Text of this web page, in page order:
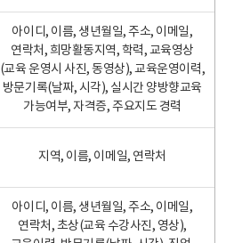
아이디, 이름, 생년월일, 주소, 이메일,
연락처, 희망활동지역, 학력, 교육영상
(교육 운영시 사진, 동영상), 교육운영이력,
방문기록(날짜, 시각), 실시간 양방향교육
가능여부, 자격증, 주요지도 경력
지역, 이름, 이메일, 연락처
아이디, 이름, 생년월일, 주소, 이메일,
연락처, 초상(교육 수강사진, 영상),